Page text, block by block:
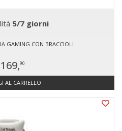
5/7 giorni
GAMING CON BRACCIOLI
90
AL CARRELLO